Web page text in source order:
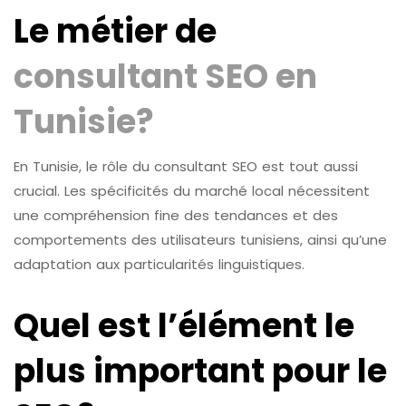
Le métier de
consultant SEO en
Tunisie?
En Tunisie, le rôle du consultant SEO est tout aussi
crucial. Les spécificités du marché local nécessitent
une compréhension fine des tendances et des
comportements des utilisateurs tunisiens, ainsi qu’une
adaptation aux particularités linguistiques.
Quel est l’élément le
plus important pour le